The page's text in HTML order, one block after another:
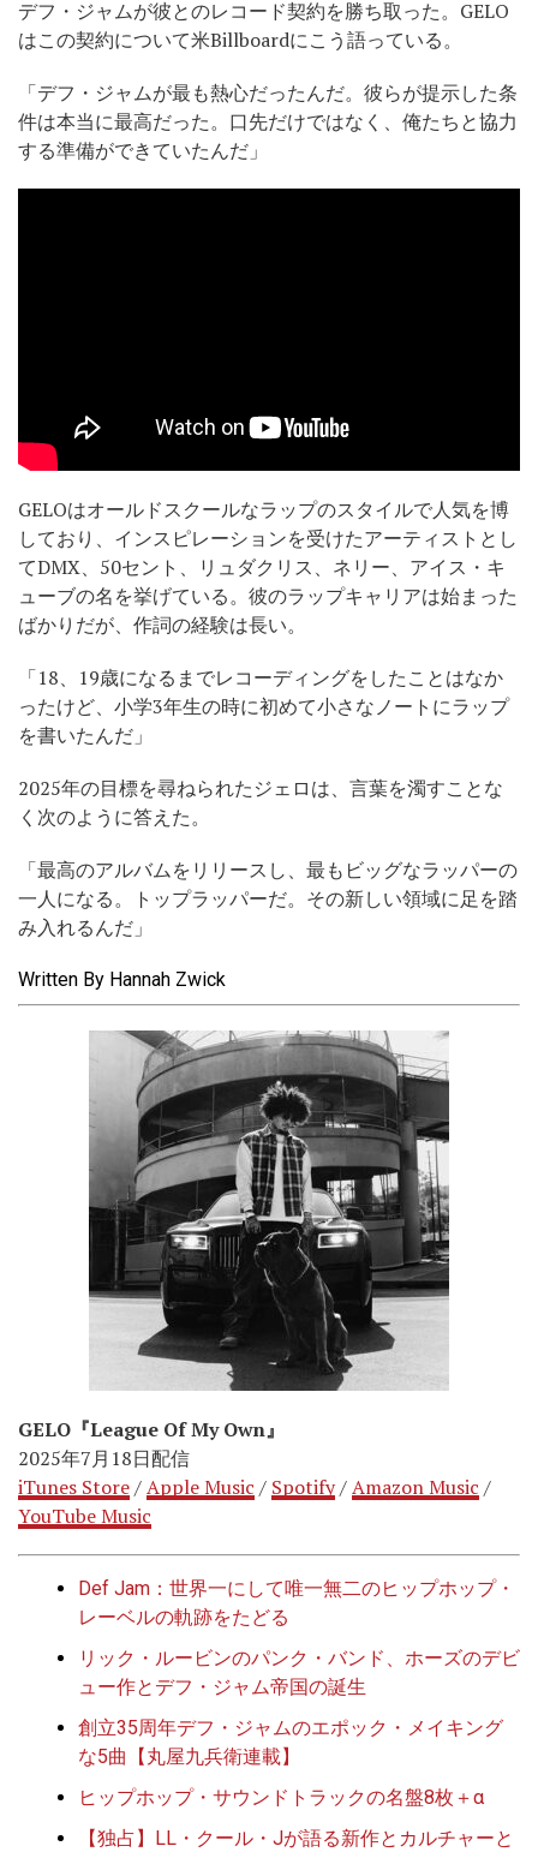
デフ・ジャムが彼とのレコード契約を勝ち取った。GELO
はこの契約について米Billboardにこう語っている。
「デフ・ジャムが最も熱心だったんだ。彼らが提示した条
件は本当に最高だった。口先だけではなく、俺たちと協力
する準備ができていたんだ」
GELOはオールドスクールなラップのスタイルで人気を博
しており、インスピレーションを受けたアーティストとし
てDMX、50セント、リュダクリス、ネリー、アイス・キ
ューブの名を挙げている。彼のラップキャリアは始まった
ばかりだが、作詞の経験は長い。
「18、19歳になるまでレコーディングをしたことはなか
ったけど、小学3年生の時に初めて小さなノートにラップ
を書いたんだ」
2025年の目標を尋ねられたジェロは、言葉を濁すことな
く次のように答えた。
「最高のアルバムをリリースし、最もビッグなラッパーの
一人になる。トップラッパーだ。その新しい領域に足を踏
み入れるんだ」
Written By Hannah Zwick
GELO『League Of My Own』
2025年7月18日配信
iTunes Store/Apple Music / Spotify/Amazon Music /
YouTube Music
Def Jam：世界一にして唯一無二のヒップホップ・
レーベルの軌跡をたどる
リック・ルービンのパンク・バンド、ホーズのデビ
ュー作とデフ・ジャム帝国の誕生
創立35周年デフ・ジャムのエポック・メイキング
な5曲【丸屋九兵衛連載】
ヒップホップ・サウンドトラックの名盤8枚＋α
【独占】LL・クール・Jが語る新作とカルチャーと